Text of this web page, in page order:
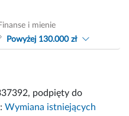
i mienie
Powyżej 130.000 zł
podpięty do
Wymiana istniejących